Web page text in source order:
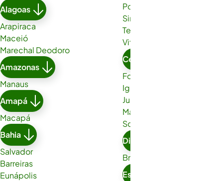
Alagoas
Arapiraca
Maceió
Marechal Deodoro
Amazonas
Manaus
Amapá
Macapá
Bahia
Salvador
Barreiras
Eunápolis
Porto Seguro
Simões Filho
Teixeira de Freitas
Vitória da Conquista
Ceará
Fortaleza
Iguatu
Juazeiro do Norte
Maracanaú
Sobral
Distrito Federal
Brasília
Espírito Santo